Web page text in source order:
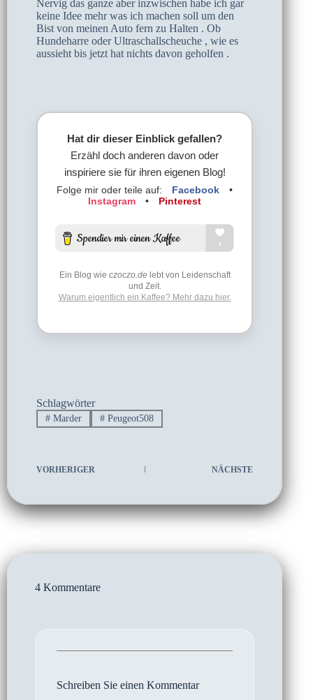
Nervig das ganze aber inzwischen habe ich gar
keine Idee mehr was ich machen soll um den
Bist von meinen Auto fern zu Halten . Ob
Hundeharre oder Ultraschallscheuche , wie es
aussieht bis jetzt hat nichts davon geholfen .
Hat dir dieser Einblick gefallen?
Erzähl doch anderen davon oder
inspiriere sie für ihren eigenen Blog!
Folge mir oder teile auf: Facebook
•
Instagram
• Pinterest
Ein Blog wie czoczo.delebt von Leidenschaft
und Zeit.
Warum eigentlich ein Kaffee? Mehr dazu hier.
Schlagwörter
#Marder #Peugeot508
VORHERIGER NÄCHSTE
4 Kommentare
Schreiben Sie einen Kommentar